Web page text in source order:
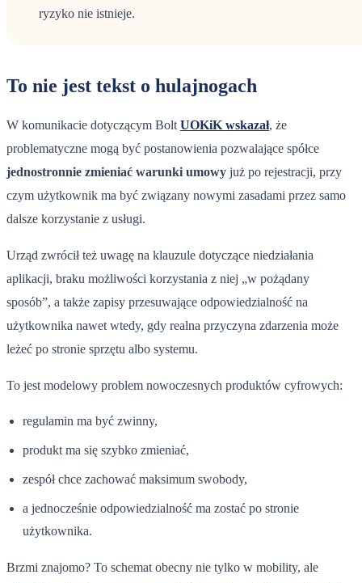
ryzyko nie istnieje.
To nie jest tekst o hulajnogach
W komunikacie dotyczącym Bolt UOKiK wskazał, że
problematyczne mogą być postanowienia pozwalające spółce
jednostronnie zmieniać warunki umowy już po rejestracji, przy
czym użytkownik ma być związany nowymi zasadami przez samo
dalsze korzystanie z usługi.
Urząd zwrócił też uwagę na klauzule dotyczące niedziałania
aplikacji, braku możliwości korzystania z niej „w pożądany
sposób”, a także zapisy przesuwające odpowiedzialność na
użytkownika nawet wtedy, gdy realna przyczyna zdarzenia może
leżeć po stronie sprzętu albo systemu.
To jest modelowy problem nowoczesnych produktów cyfrowych:
regulamin ma być zwinny,
produkt ma się szybko zmieniać,
zespół chce zachować maksimum swobody,
a jednocześnie odpowiedzialność ma zostać po stronie
użytkownika.
Brzmi znajomo? To schemat obecny nie tylko w mobility, ale